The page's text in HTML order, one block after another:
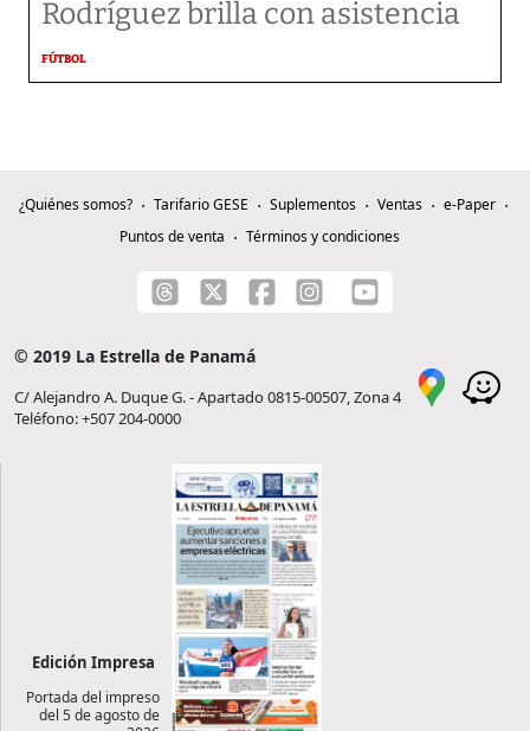
Rodríguez brilla con asistencia
FÚTBOL
¿Quiénes somos? Tarifario GESE Suplementos Ventas
e-Paper
Puntos de venta
Términos y condiciones
© 2019 La Estrella de Panamá
C/ Alejandro A. Duque G. - Apartado 0815-00507, Zona 4
Teléfono: +507 204-0000
Edición Impresa
Portada del impreso
del 5 de agosto de